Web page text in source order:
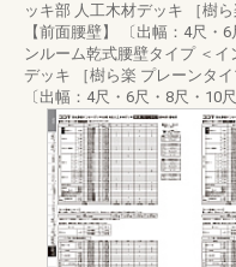
ッキ部 人工木材デッキ ［樹
【前面腰壁】 〔出幅：4尺・6
ンルーム乾式腰壁タイプ ＜
デッキ ［樹ら楽 プレーンタ
〔出幅：4尺・6尺・8尺・10尺